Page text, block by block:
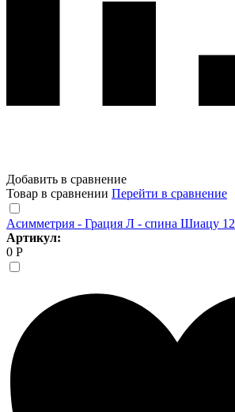
Добавить в сравнение
Товар в сравнении Перейти в сравнение
Асимметрия - Грация Л - спина Шиацу 12
Артикул:
0 Р